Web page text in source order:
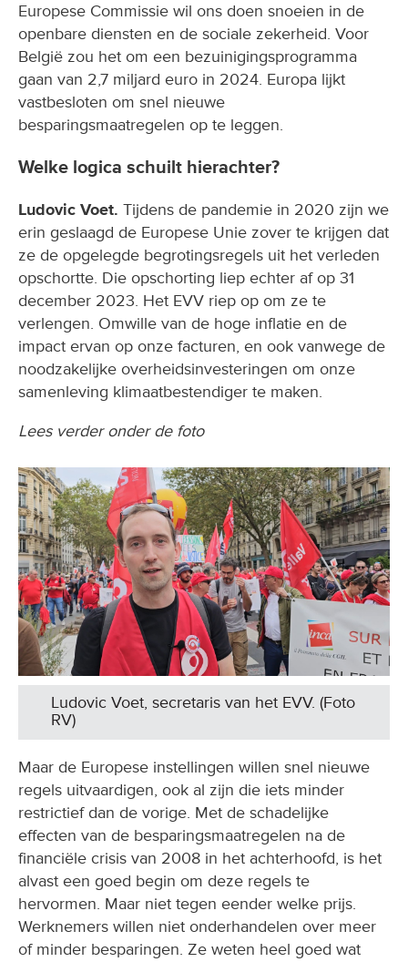
Europese Commissie wil ons doen snoeien in de
openbare diensten en de sociale zekerheid. Voor
België zou het om een bezuinigingsprogramma
gaan van 2,7 miljard euro in 2024. Europa lijkt
vastbesloten om snel nieuwe
besparingsmaatregelen op te leggen.
Welke logica schuilt hierachter?
Ludovic Voet. Tijdens de pandemie in 2020 zijn we
erin geslaagd de Europese Unie zover te krijgen dat
ze de opgelegde begrotingsregels uit het verleden
opschortte. Die opschorting liep echter af op 31
december 2023. Het EVV riep op om ze te
verlengen. Omwille van de hoge inflatie en de
impact ervan op onze facturen, en ook vanwege de
noodzakelijke overheidsinvesteringen om onze
samenleving klimaatbestendiger te maken.
Lees verder onder de foto
Ludovic Voet, secretaris van het EVV. (Foto
RV)
Maar de Europese instellingen willen snel nieuwe
regels uitvaardigen, ook al zijn die iets minder
restrictief dan de vorige. Met de schadelijke
effecten van de besparingsmaatregelen na de
financiële crisis van 2008 in het achterhoofd, is het
alvast een goed begin om deze regels te
hervormen. Maar niet tegen eender welke prijs.
Werknemers willen niet onderhandelen over meer
of minder besparingen. Ze weten heel goed wat